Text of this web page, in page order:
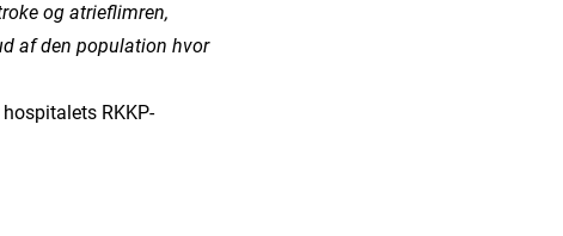
og atrieflimren,
af den population hvor
RKKP-